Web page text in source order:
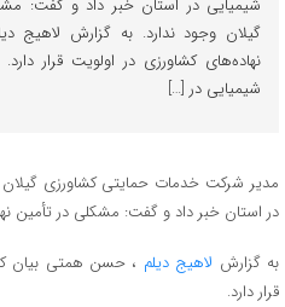
شیمیایی در استان خبر داد و گفت:
گیلان وجود ندارد. به گزارش لاهیج
شیمیایی در […]
در استان خبر داد و گفت: مشکلی در تأمین
به گزارش لاهیج دیلم ، حسن همتی بیان
قرار دارد.